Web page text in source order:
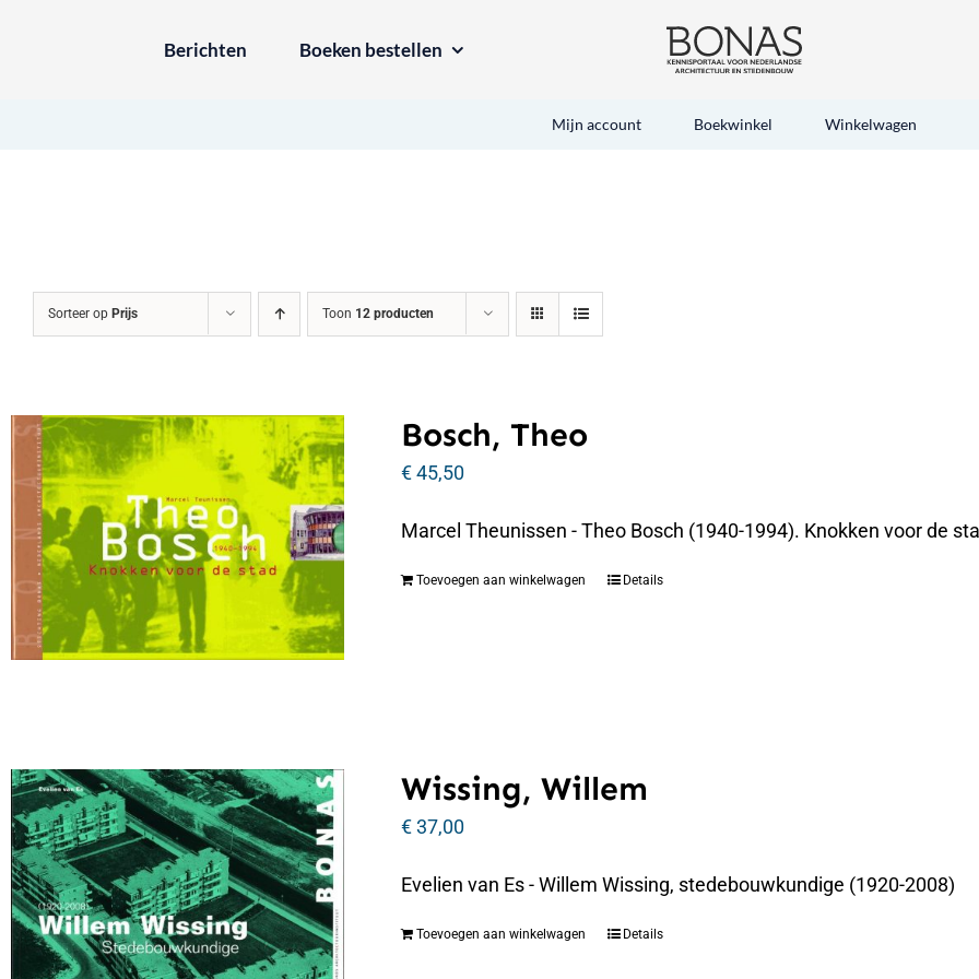
Berichten Boeken bestellen
Mijn account Boekwinkel Winkelwagen
Sorteer op Prijs Toon 12 producten
Bosch, Theo
€45,50
Marcel Theunissen - Theo Bosch (1940-1994). Knokken voor de
Toevoegen aan winkelwagen Details
Wissing, Willem
€37,00
Evelien van Es - Willem Wissing, stedebouwkundige (1920-2008)
Toevoegen aan winkelwagen Details